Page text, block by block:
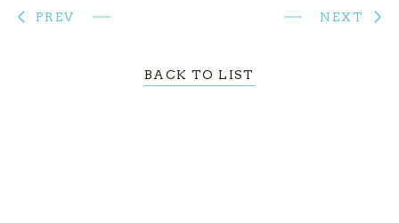
PREV NEXT
BACK TO LIST